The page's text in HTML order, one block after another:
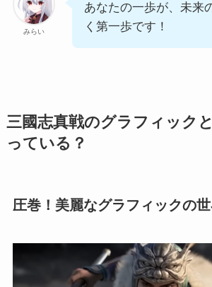
みらい
あなたの一歩が、未来
く第一歩です！
三國志真戦のグラフィック
っている？
圧巻！美麗なグラフィックの